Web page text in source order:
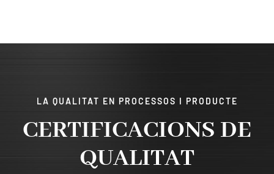
LA QUALITAT EN PROCESSOS I PRODUCTE
CERTIFICACIONS DE
QUALITAT